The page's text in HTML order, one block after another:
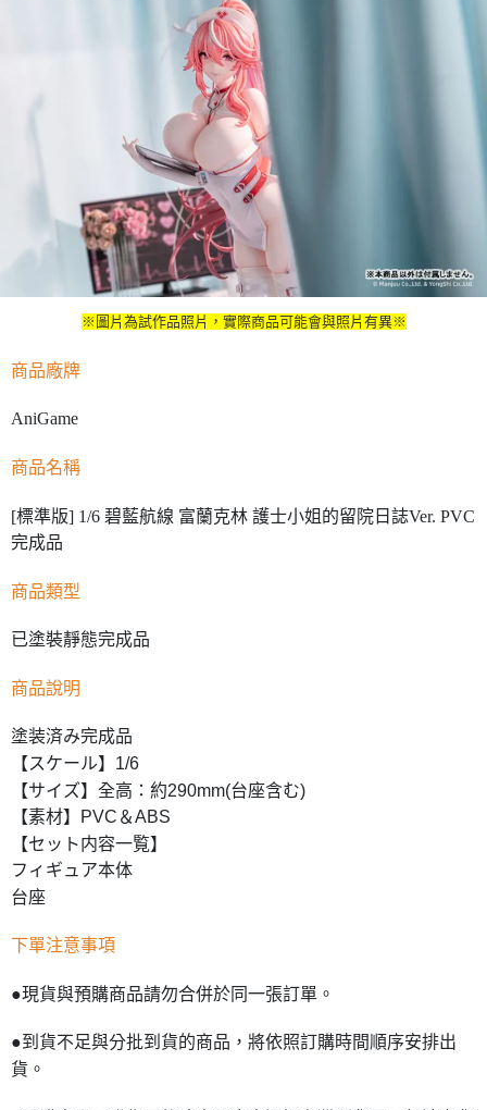
※圖片為試作品照片，實際商品可能會與照片有異※
商品廠牌
AniGame
商品名稱
[標準版] 1/6 碧藍航線 富蘭克林 護士小姐的留院日誌Ver. PVC
完成品
商品類型
已塗裝靜態完成品
商品說明
塗装済み完成品
【スケール】1/6
【サイズ】全高：約290mm(台座含む)
【素材】PVC＆ABS
【セット内容一覧】
フィギュア本体
台座
下單注意事項
●現貨與預購商品請勿合併於同一張訂單。
●到貨不足與分批到貨的商品，將依照訂購時間順序安排出
貨。